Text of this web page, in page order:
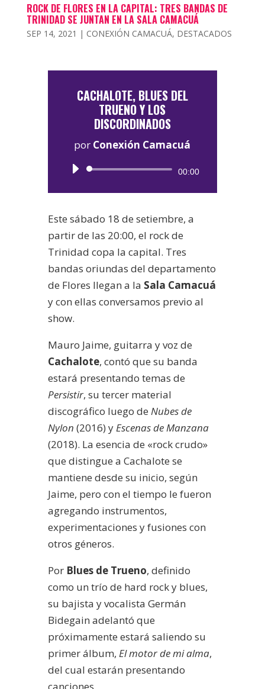
ROCK DE FLORES EN LA CAPITAL: TRES BANDAS DE
TRINIDAD SE JUNTAN EN LA SALA CAMACUÁ
SEP 14, 2021 | CONEXIÓN CAMACUÁ, DESTACADOS
CACHALOTE, BLUES DEL
TRUENO Y LOS
DISCORDINADOS
por Conexión Camacuá
Reproductor
00:00
Este sábado 18 de setiembre, a
partir de las 20:00, el rock de
Trinidad copa la capital. Tres
bandas oriundas del departamento
de Flores llegan a la Sala Camacuá
y con ellas conversamos previo al
show.
Mauro Jaime, guitarra y voz de
Cachalote, contó que su banda
estará presentando temas de
Persistir, su tercer material
discográfico luego de Nubes de
Nylon (2016) yEscenas de Manzana
(2018). La esencia de «rock crudo»
que distingue a Cachalote se
mantiene desde su inicio, según
Jaime, pero con el tiempo le fueron
agregando instrumentos,
experimentaciones y fusiones con
otros géneros.
Por Blues de Trueno, definido
como un trío de hard rock y blues,
su bajista y vocalista Germán
Bidegain adelantó que
próximamente estará saliendo su
primer álbum, El motor de mi alma,
del cual estarán presentando